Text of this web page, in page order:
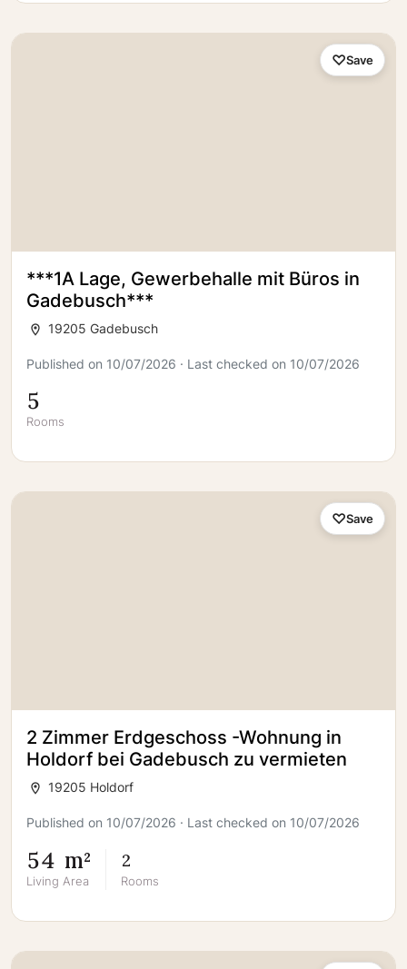
***1A Lage, Gewerbehalle mit Büros in
Gadebusch***
19205 Gadebusch
Published on 10/07/2026 · Last checked on 10/07/2026
5
Rooms
Save
2 Zimmer Erdgeschoss -Wohnung in
Holdorf bei Gadebusch zu vermieten
19205 Holdorf
Published on 10/07/2026 · Last checked on 10/07/2026
54 m²
Living Area
2
Rooms
Save